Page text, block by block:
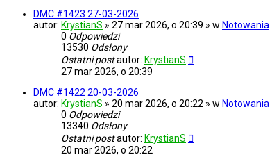
DMC #1423 27-03-2026
autor: KrystianS » 27 mar 2026, o 20:39 » w Notowania
0 Odpowiedzi
13530 Odsłony
Ostatni postautor: KrystianS
27 mar 2026, o 20:39
DMC #1422 20-03-2026
autor: KrystianS » 20 mar 2026, o 20:22 » w Notowania
0 Odpowiedzi
13340 Odsłony
Ostatni postautor: KrystianS
20 mar 2026, o 20:22